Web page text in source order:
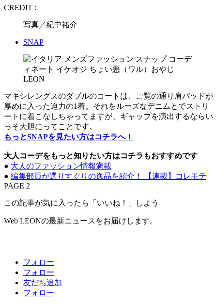
CREDIT :
写真／紀中祐介
SNAP
マキシレングスのダブルのコートは、ご覧の通り肩パッドが
厚めに入った迫力の1着。それをルーズなデニムとでストリ
ートに着こなしちゃってますが、ギャップを演出するならい
っそ大胆にってことです。
もっとSNAPを見たい方はコチラへ！
大人コーデをもっと知りたい方はコチラもおすすめです
● 大人のファッション情報満載
● 編集部員が選りすぐりの逸品を紹介！ 【連載】コレモテ
PAGE 2
この記事が気に入ったら「いいね！」しよう
Web LEONの最新ニュースをお届けします。
フォロー
フォロー
友だち追加
フォロー